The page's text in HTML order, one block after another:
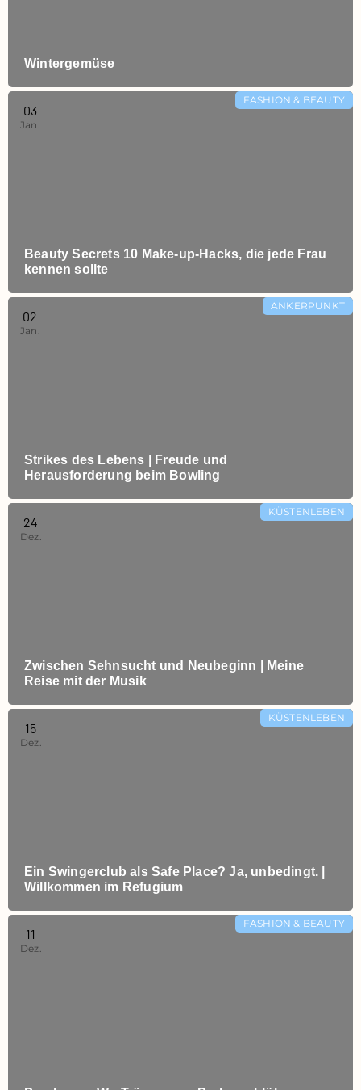
Wintergemüse
Beauty Secrets 10 Make-up-Hacks, die jede Frau
kennen sollte
FASHION & BEAUTY
03
Jan.
Strikes des Lebens | Freude und
Herausforderung beim Bowling
ANKERPUNKT
02
Jan.
Zwischen Sehnsucht und Neubeginn | Meine
Reise mit der Musik
KÜSTENLEBEN
24
Dez.
Ein Swingerclub als Safe Place? Ja, unbedingt. |
Willkommen im Refugium
KÜSTENLEBEN
15
Dez.
FASHION & BEAUTY
11
Dez.